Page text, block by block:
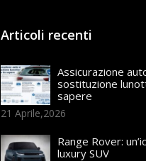
Articoli recenti
Assicurazione
sostituzione
sapere
21 Aprile,2026
Range Rover:
luxury SUV